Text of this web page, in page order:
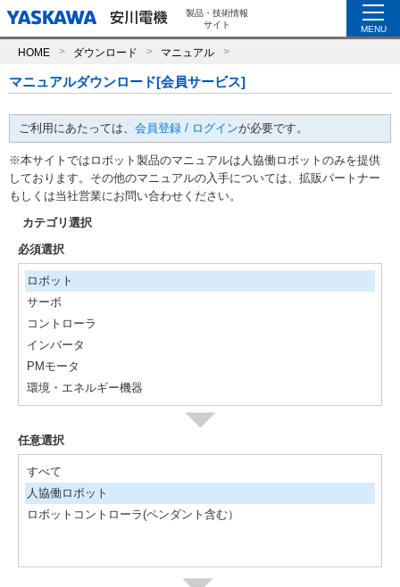
製品・技術情報
サイト
MENU
HOME ダウンロード マニュアル
マニュアルダウンロード[会員サービス]
ご利用にあたっては、 会員登録 / ログインが必要です。
※本サイトではロボット製品のマニュアルは人協働ロボットのみを提供
しております。その他のマニュアルの入手については、拡販パートナー
もしくは当社営業にお問い合わせください。
カテゴリ選択
必須選択
ロボット
サーボ
コントローラ
インバータ
PMモータ
環境・エネルギー機器
任意選択
すべて
人協働ロボット
ロボットコントローラ(ペンダント含む）